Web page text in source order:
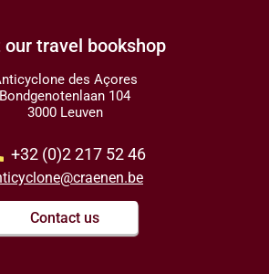
travel bookshop
des Açores
Bondgenotenlaan 104
3000 Leuven
+32 (0)2 217 52 46
Contact us